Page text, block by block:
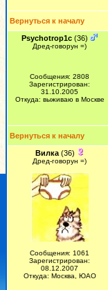
Вернуться к началу
Psychotrop1c (36)
Дред-говорун =)
Сообщения: 2808
Зарегистрирован:
31.10.2005
Откуда: выживаю в Москве
Вернуться к началу
Вилка(36)
Дред-говорун =)
Сообщения: 1061
Зарегистрирован:
08.12.2007
Откуда: Москва, ЮАО